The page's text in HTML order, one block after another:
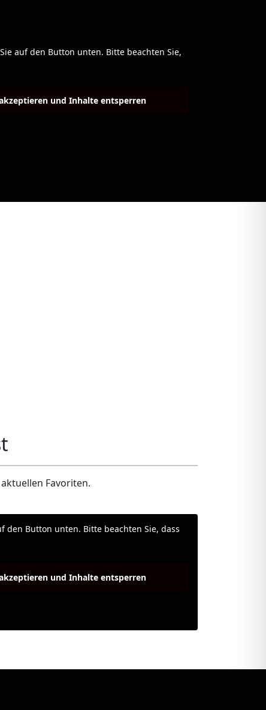
auf den Button unten. Bitte beachten Sie,
und Inhalte entsperren
Favoriten.
Button unten. Bitte beachten Sie, dass
und Inhalte entsperren